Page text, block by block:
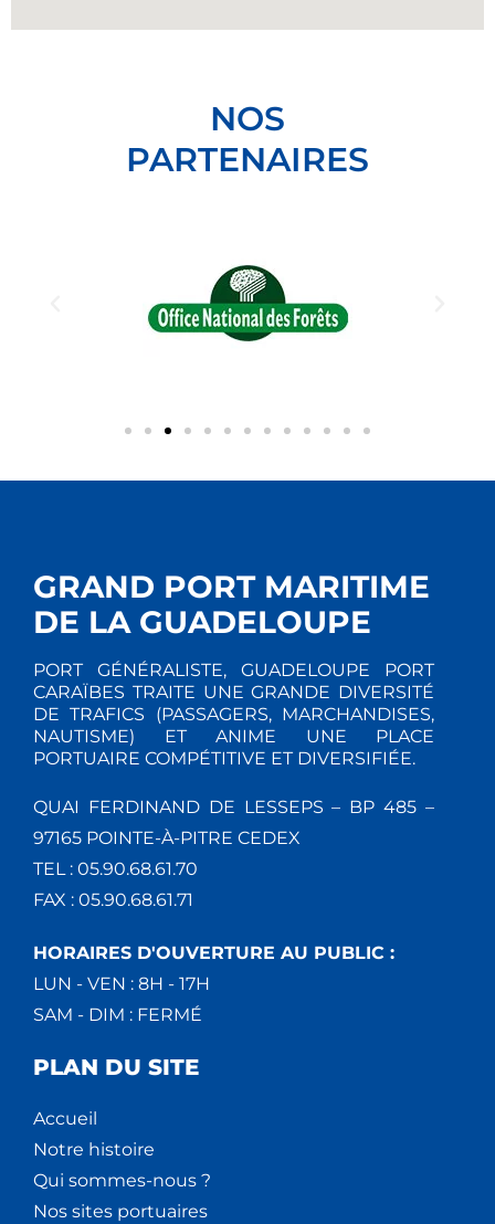
NOS
PARTENAIRES
GRAND PORT MARITIME
DE LA GUADELOUPE
PORT GÉNÉRALISTE, GUADELOUPE PORT
CARAÏBES TRAITE UNE GRANDE DIVERSITÉ
DE TRAFICS (PASSAGERS, MARCHANDISES,
NAUTISME) ET ANIME UNE PLACE
PORTUAIRE COMPÉTITIVE ET DIVERSIFIÉE.
QUAI FERDINAND DE LESSEPS – BP 485 –
97165 POINTE-À-PITRE CEDEX
TEL : 05.90.68.61.70
FAX : 05.90.68.61.71
HORAIRES D'OUVERTURE AU PUBLIC :
LUN - VEN : 8H - 17H
SAM - DIM : FERMÉ
PLAN DU SITE
Accueil
Notre histoire
Qui sommes-nous ?
Nos sites portuaires